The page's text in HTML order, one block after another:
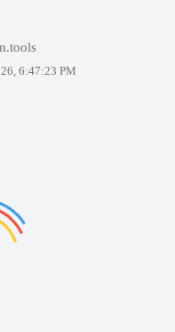
6:47:23 PM